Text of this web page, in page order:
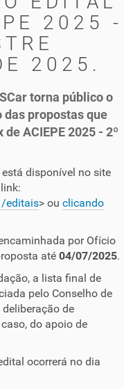
2025 -
2025.
torna público o
propostas que
ACIEPE 2025 - 2º
disponível no site
editais> ou clicando
por Ofício
até 04/07/2025.
a lista final de
pelo Conselho de
de
do apoio de
ocorrerá no dia